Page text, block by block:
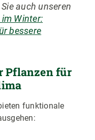
auch unseren
Winter:
bessere
Pflanzen für
funktionale